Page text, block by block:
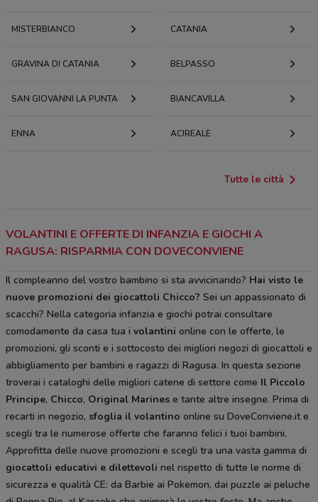
MISTERBIANCO CATANIA
GRAVINA DI CATANIA BELPASSO
SAN GIOVANNI LA PUNTA BIANCAVILLA
ENNA ACIREALE
Tutte le città
VOLANTINI E OFFERTE DI INFANZIA E GIOCHI A
RAGUSA: RISPARMIA CON DOVECONVIENE
Il compleanno del vostro bambino si sta avvicinando? Hai visto le
nuove promozioni dei giocattoli Chicco? Sei un appassionato di
scacchi? Nella categoria infanzia e giochi potrai consultare
comodamente da casa tua i volantini online con le offerte, le
promozioni, gli sconti e i sottocosto dei migliori negozi di giocattoli e
abbigliamento per bambini e ragazzi di Ragusa. In questa sezione
troverai i cataloghi delle migliori catene di settore come Il Piccolo
Principe, Chicco, Original Marines e tante altre insegne. Prima di
recarti in negozio, sfoglia il volantino online su DoveConviene.it e
scegli tra le numerose offerte che faranno felici i tuoi bambini.
Approfitta delle nuove promozioni e scegli tra una vasta gamma di
giocattoli educativi e dilettevoli nel rispetto di tutte le norme di
sicurezza e qualità CE: da Barbie ai Pokemon, dai puzzle ai peluche